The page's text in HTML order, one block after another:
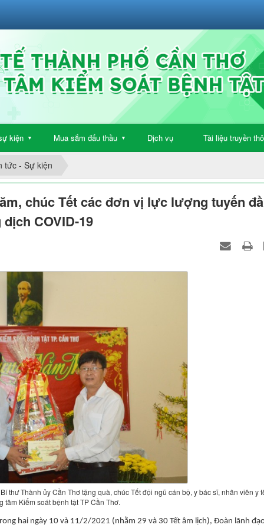
kiện ▼ Mua sắm đấu thầu ▼ Dịch vụ Tài liệu truyền
tức - Sự kiện
chúc Tết các đơn vị lực lượng tuyến
COVID-19
thư Thành ủy Cần Thơ tặng quà, chúc Tết đội ngũ cán bộ, y bác sĩ, nhân viên y
tâm Kiểm soát bệnh tật TP Cần Thơ.
hai ngày 10 và 11/2/2021 (nhằm 29 và 30 Tết âm lịch), Đoàn lãnh